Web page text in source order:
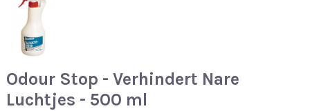
Odour Stop - Verhindert Nare
Luchtjes - 500 ml